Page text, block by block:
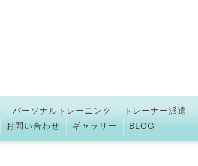
パーソナルトレーニング トレーナー派遣
お問い合わせ ギャラリー BLOG